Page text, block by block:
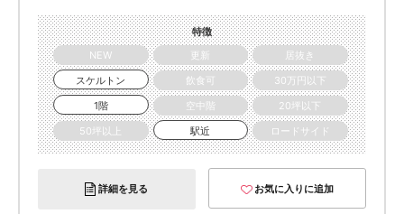
特徴
NEW
更新
居抜き
スケルトン
飲食可
30万円以下
1階
空中階
20坪以下
50坪以上
駅近 ロードサイド
詳細を見る お気に入りに追加